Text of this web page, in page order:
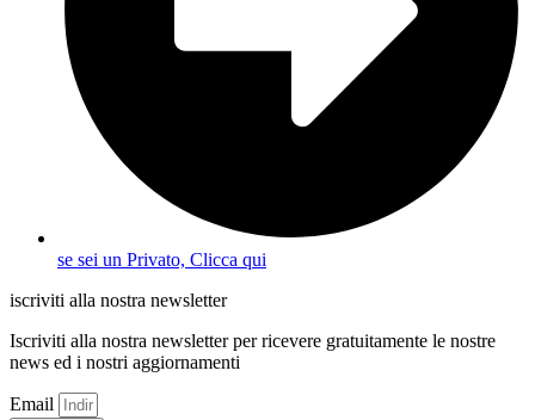
se sei un Privato, Clicca qui
iscriviti alla nostra newsletter
Iscriviti alla nostra newsletter per ricevere gratuitamente le nostre
news ed i nostri aggiornamenti
Email